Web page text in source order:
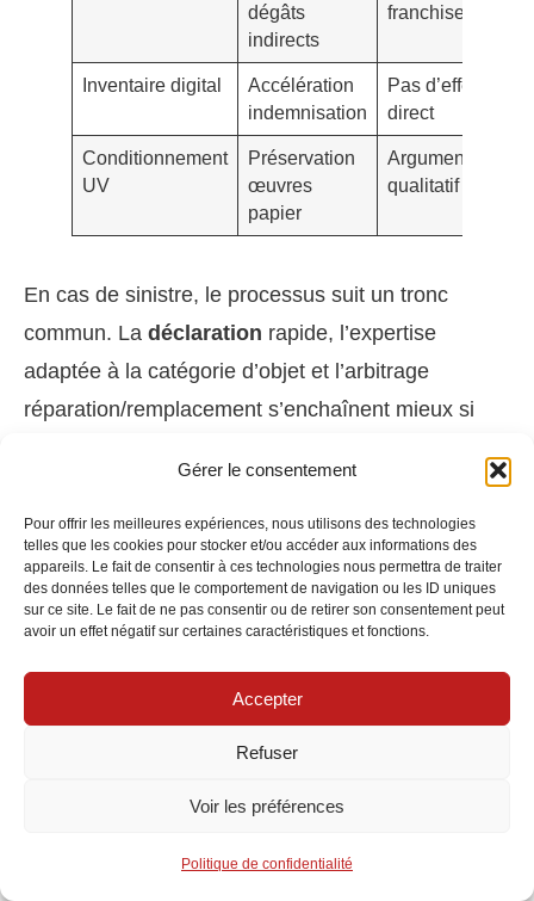
Gérer le consentement
Pour offrir les meilleures expériences, nous utilisons des technologies
telles que les cookies pour stocker et/ou accéder aux informations des
appareils. Le fait de consentir à ces technologies nous permettra de traiter
des données telles que le comportement de navigation ou les ID uniques
sur ce site. Le fait de ne pas consentir ou de retirer son consentement peut
avoir un effet négatif sur certaines caractéristiques et fonctions.
Accepter
Refuser
Voir les préférences
Politique de confidentialité
dégâts
indirects
franchise
Inventaire digital
Accélération
indemnisation
Pas d’effet
direct
Conditionnement
UV
Préservation
œuvres
papier
Argument
qualitatif
En cas de sinistre, le processus suit un tronc
commun. La déclaration rapide, l’expertise
adaptée à la catégorie d’objet et l’arbitrage
réparation/remplacement s’enchaînent mieux si
Déclarersans délai les circonstances et la
date du sinistre.
Transmettre preuves d’achat, expertises,
photos avant/après.
Coopéreravec l’expert (horlogerie, art,
le mode d’indemnisation (réparation,
conditions de sécurité.